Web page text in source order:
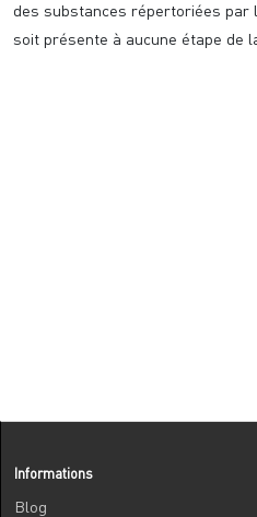
des substances répertoriées par
soit présente à aucune étape de
Informations
Blog